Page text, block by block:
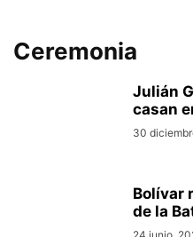
Ceremonia
Julián
casan
30
Bolívar
de la